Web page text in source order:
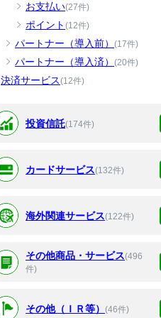
お支払い(27件)
ポイント (12件)
パートナー（導入前） (17件)
パートナー（導入済） (20件)
決済サービス(12件)
投資信託(174件)
カードサービス(132件)
海外関連サービス(122件)
その他商品・サービス(496
件)
その他（ＩＲ等） (46件)